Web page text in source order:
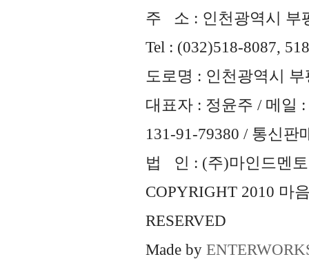
주 소 : 인천광역시 부
Tel : (032)518-8087,
도로명 : 인천광역시
대표자 : 정윤주 / 메일 :
131-91-79380 / 통신판
법 인 : (주)마인드멘토
COPYRIGHT 2010 마
RESERVED
Made by